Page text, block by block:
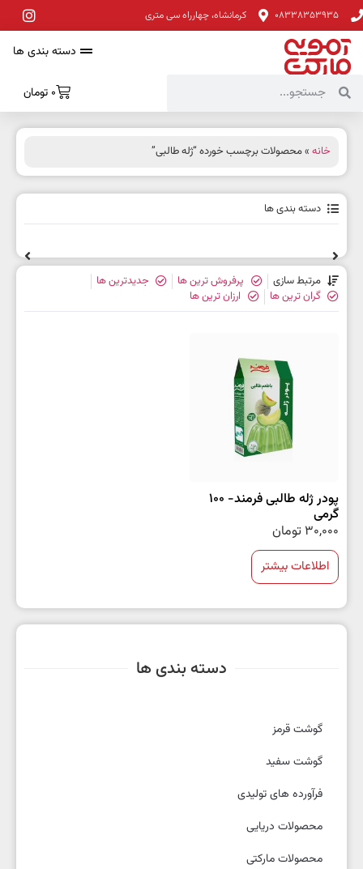
08338353935 کرمانشاه، چهارراه سی متری
دسته بندی ها
0 تومان
دسته بندی ها
گوشت قرمز
گوشت سفید
فرآورده های تولیدی
محصولات دریایی
محصولات مارکتی
خانه » محصولات برچسب خورده “ژله طالبی”
دسته بندی ها
مرتبط سازی پرفروش ترین ها
جدیدترین ها
گران ترین ها
ارزان ترین ها
پودر ژله طالبی فرمند- 100
گرمی
30,000 تومان
اطلاعات بیشتر